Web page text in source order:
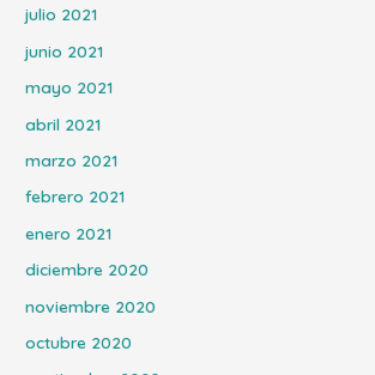
julio 2021
junio 2021
mayo 2021
abril 2021
marzo 2021
febrero 2021
enero 2021
diciembre 2020
noviembre 2020
octubre 2020